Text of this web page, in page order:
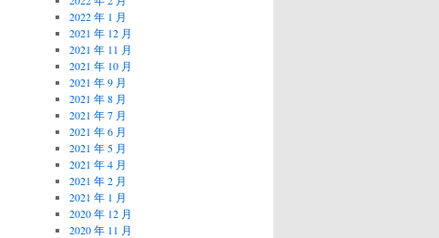
2022 年 1 月
2021 年 12 月
2021 年 11 月
2021 年 10 月
2021 年 9 月
2021 年 8 月
2021 年 7 月
2021 年 6 月
2021 年 5 月
2021 年 4 月
2021 年 2 月
2021 年 1 月
2020 年 12 月
2020 年 11 月